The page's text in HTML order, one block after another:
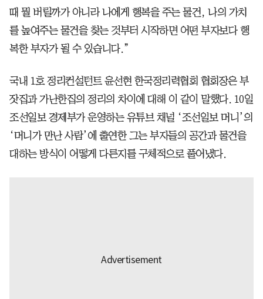
때 뭘 버릴까가 아니라 나에게 행복을 주는 물건, 나의 가치
를 높여주는 물건을 찾는 것부터 시작하면 어떤 부자보다 행
복한 부자가 될 수 있습니다.”
국내 1호 정리컨설턴트 윤선현 한국정리력협회 협회장은 부
잣집과 가난한집의 정리의 차이에 대해 이 같이 말했다. 10일
조선일보 경제부가 운영하는 유튜브 채널 ‘조선일보 머니’의
‘머니가 만난 사람’에 출연한 그는 부자들의 공간과 물건을
대하는 방식이 어떻게 다른지를 구체적으로 풀어냈다.